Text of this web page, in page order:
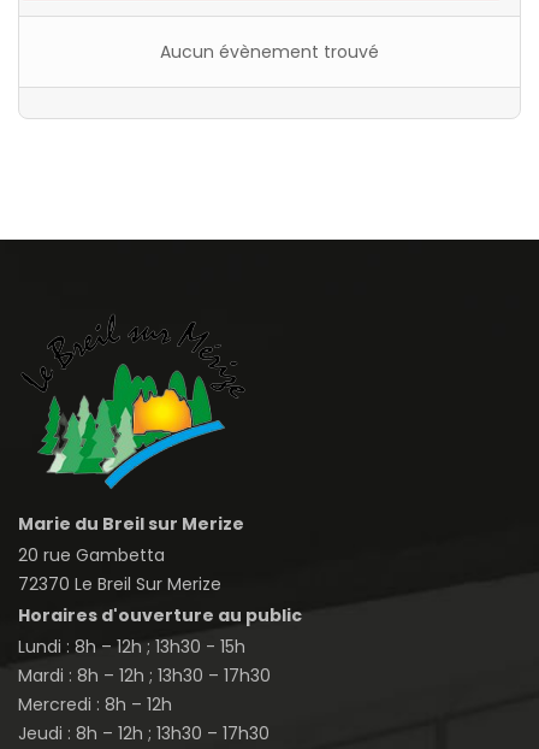
Aucun évènement trouvé
Marie du Breil sur Merize
20 rue Gambetta
72370 Le Breil Sur Merize
Horaires d'ouverture au public
Lundi : 8h – 12h ; 13h30 - 15h
Mardi : 8h – 12h ; 13h30 – 17h30
Mercredi : 8h – 12h
Jeudi : 8h – 12h ; 13h30 – 17h30